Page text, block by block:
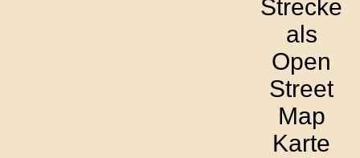
Strecke
als
Open
Street
Map
Karte